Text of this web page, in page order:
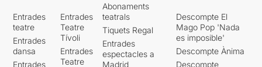
Entrades
teatre
Entrades
dansa
Entrades
Entrades
Teatre
Tívoli
Entrades
Teatre
Abonaments
teatrals
Tiquets Regal
Entrades
espectacles a
Madrid
Descompte El
Mago Pop 'Nada
es imposible'
Descompte Ànima
Descompte